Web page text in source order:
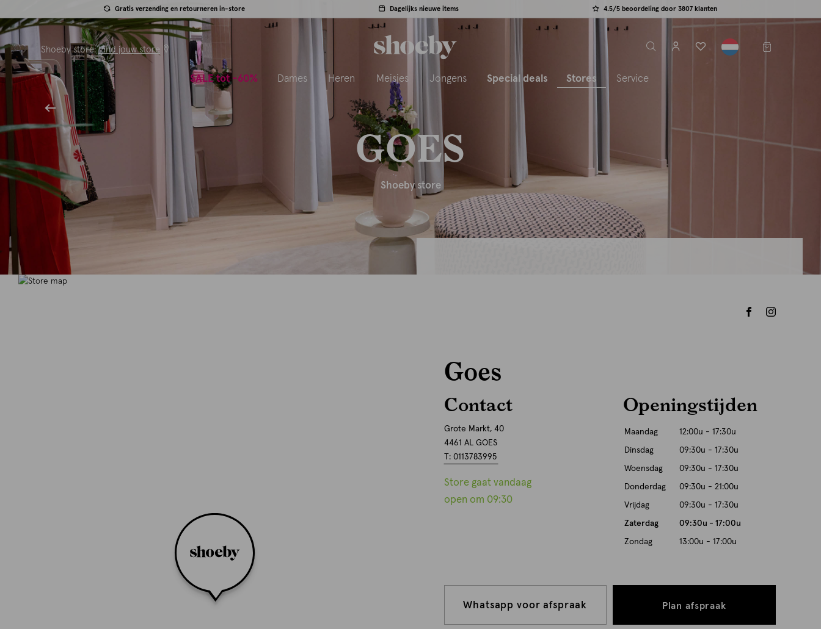
Gratis verzending en retourneren in-store Dagelijks nieuwe items 4.5/5 beoordeling door 3807 klanten
Shoeby store:Vind jouw store
label.header.toggle
SALE tot -60% Dames Heren Meisjes Jongens Special deals Stores Service
GOES
Shoeby store
Goes
Contact
Grote Markt, 40
4461 AL GOES
T: 0113783995
Store gaat vandaag
open om 09:30
Whatsapp voor afspraak Plan afspraak
Openingstijden
Maandag 12:00u - 17:30u
Dinsdag 09:30u - 17:30u
Woensdag 09:30u - 17:30u
Donderdag 09:30u - 21:00u
Vrijdag 09:30u - 17:30u
Zaterdag 09:30u - 17:00u
Zondag 13:00u - 17:00u